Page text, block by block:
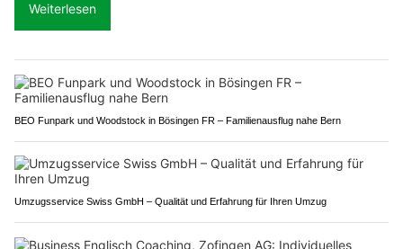
Weiterlesen
BEO Funpark und Woodstock in Bösingen FR – Familienausflug nahe Bern
Umzugsservice Swiss GmbH – Qualität und Erfahrung für Ihren Umzug